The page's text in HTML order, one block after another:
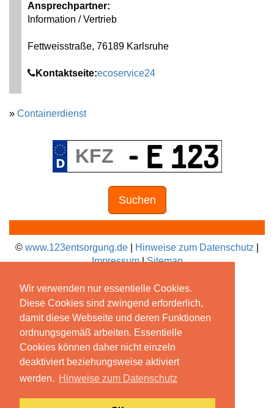
Wir verwenden nur essentielle Cookies.
Diese Cookies sind zwingend erforderlich,
damit diese Webseite und deren Funktionen
ordnungsgemäß arbeiten. Essentielle
Cookies können daher nicht einzeln
deaktiviert beziehungsweise aktiviert
werden. Hinweise zum Datenschutz
Ansprechpartner:
Information / Vertrieb
Fettweisstraße, 76189 Karlsruhe
Kontaktseite:ecoservice24
» Containerdienst
Suchen
© www.123entsorgung.de Hinweise zum Datenschutz
Impressum|Sitemap